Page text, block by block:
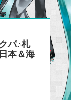
パ♪札
本＆海